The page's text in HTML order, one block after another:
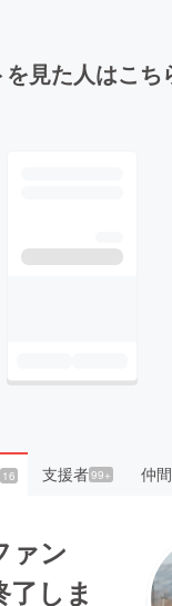
見た人はこち
16 支援者99+ 仲
ァン
しま